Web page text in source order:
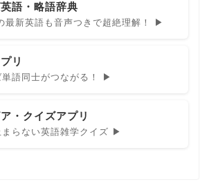
語・略語辞典
最新英語も音声つきで超絶理解！ ▶
リ
単語同士がつながる！ ▶
・クイズアプリ
まらない英語雑学クイズ ▶